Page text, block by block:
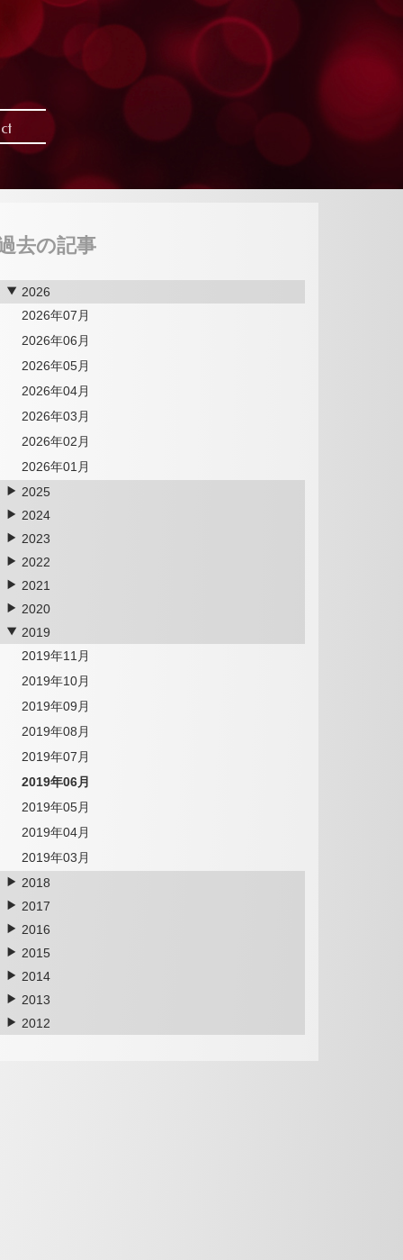
去の記事
2026
2026年07月
2026年06月
2026年05月
2026年04月
2026年03月
2026年02月
2026年01月
2025
2024
2023
2022
2021
2020
2019
2019年11月
2019年10月
2019年09月
2019年08月
2019年07月
2019年06月
2019年05月
2019年04月
2019年03月
2018
2017
2016
2015
2014
2013
2012